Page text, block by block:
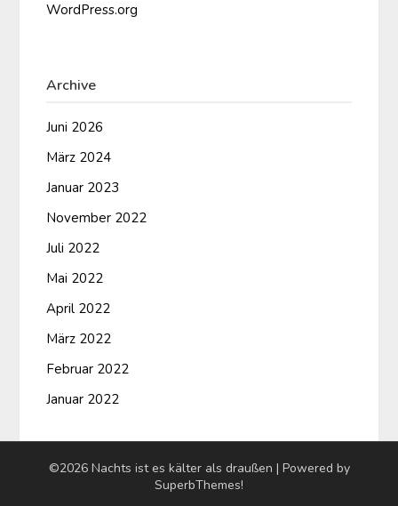
WordPress.org
Archive
Juni 2026
März 2024
Januar 2023
November 2022
Juli 2022
Mai 2022
April 2022
März 2022
Februar 2022
Januar 2022
©2026 Nachts ist es kälter als draußen | Powered by
SuperbThemes!